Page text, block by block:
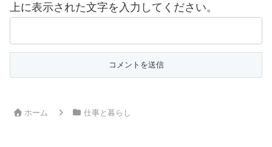
上に表示された文字を入力してください。
ホーム 仕事と暮らし